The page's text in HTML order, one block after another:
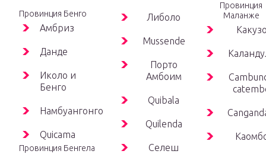
Провинция Бенго
Амбриз
Данде
Иколо и
Бенго
Намбуангонго
Quicama
Провинция Бенгела
Либоло
Mussende
Порто
Амбоим
Quibala
Quilenda
Селеш
Провинция
Маланже